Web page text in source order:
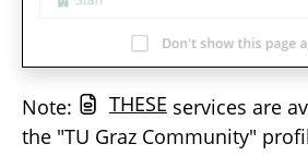
Note: THESEservices are
the "TU Graz Community"